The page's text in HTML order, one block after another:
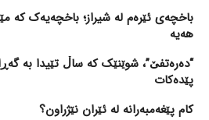
باخچەی ئێرەم لە شیراز؛ باخچەیەک کە
هەیە
“دەرەتفێ”، شوێنێک کە ساڵ تێیدا بە
پێدەکات
کام پێغەمبەرانە لە ئێران نێژراون؟